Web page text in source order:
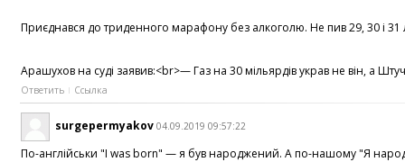
Приєднався до триденного марафону без алкоголю. Не пив 29, 30 і
Арашухов на суді заявив:<br>— Газ на 30 мільярдів украв не він, а
Ответить Ссылка
surgepermyakov 04.09.2019 09:57:22
По-англійськи "I wаs born" — я був народжений. А по-нашому "Я